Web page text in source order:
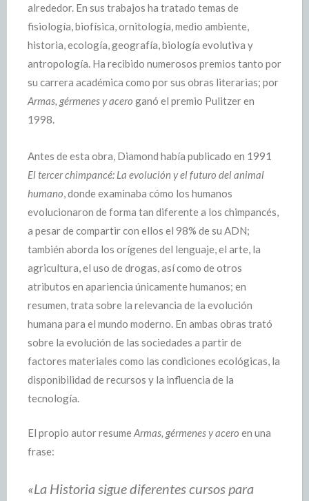
alrededor. En sus trabajos ha tratado temas de
fisiología, biofísica, ornitología, medio ambiente,
historia, ecología, geografía, biología evolutiva y
antropología. Ha recibido numerosos premios tanto por
su carrera académica como por sus obras literarias; por
Armas, gérmenes y acero ganó el premio Pulitzer en
1998.
Antes de esta obra, Diamond había publicado en 1991
El tercer chimpancé: La evolución y el futuro del animal
humano, donde examinaba cómo los humanos
evolucionaron de forma tan diferente a los chimpancés,
a pesar de compartir con ellos el 98% de su ADN;
también aborda los orígenes del lenguaje, el arte, la
agricultura, el uso de drogas, así como de otros
atributos en apariencia únicamente humanos; en
resumen, trata sobre la relevancia de la evolución
humana para el mundo moderno. En ambas obras trató
sobre la evolución de las sociedades a partir de
factores materiales como las condiciones ecológicas, la
disponibilidad de recursos y la influencia de la
tecnología.
El propio autor resumeArmas, gérmenes y acero en una
frase:
«La Historia sigue diferentes cursos para